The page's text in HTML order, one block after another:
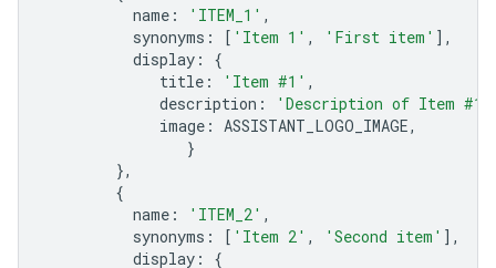
name : 'ITEM_1' ,
synonyms : [ 'Item 1' , 'First item' ],
display :
{
title : 'Item #1' ,
description : 'Description of Item #1'
image : ASSISTANT_LOGO_IMAGE,
}
},
{
name : 'ITEM_2' ,
synonyms : [ 'Item 2' , 'Second item' ],
display :
{